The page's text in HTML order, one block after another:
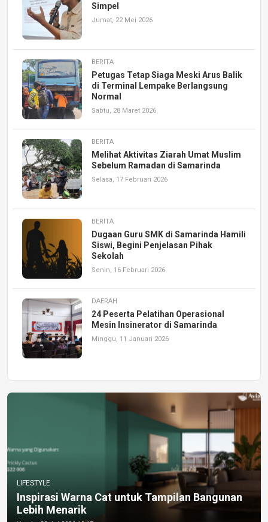
Simpel
Jumat, 22 Mei 2026
BERITA
Petugas Tetap Siaga Meski Arus Balik
di Terminal Lempake Berlangsung
Normal
Sabtu, 28 Maret 2026
BERITA
Melihat Aktivitas Ziarah Umat Muslim
Sebelum Ramadan di Samarinda
Selasa, 17 Februari 2026
BERITA
Dugaan Guru SMK di Samarinda Hamili
Siswi, Begini Penjelasan Pihak
Sekolah
Senin, 16 Februari 2026
DAERAH
24 Peserta Pelatihan Operasional
Mesin Insinerator di Samarinda
Minggu, 11 Januari 2026
LIFESTYLE
Inspirasi Warna Cat untuk Tampilan Bangunan
Lebih Menarik